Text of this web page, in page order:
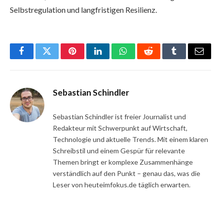
Selbstregulation und langfristigen Resilienz.
FacebookTwitterPinterestLinkedInWhatsAppRedditTumblrEmail
Sebastian Schindler
Sebastian Schindler ist freier Journalist und
Redakteur mit Schwerpunkt auf Wirtschaft,
Technologie und aktuelle Trends. Mit einem klaren
Schreibstil und einem Gespür für relevante
Themen bringt er komplexe Zusammenhänge
verständlich auf den Punkt – genau das, was die
Leser von heuteimfokus.de täglich erwarten.